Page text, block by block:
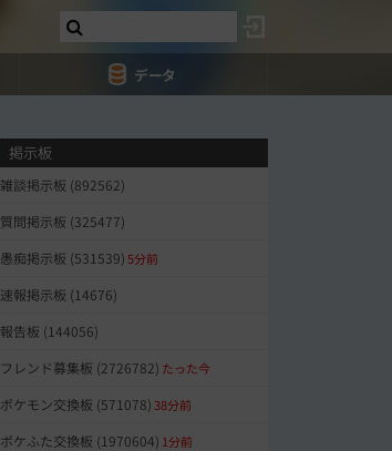
データ
掲示板
雑談掲示板 (892562)
質問掲示板 (325477)
愚痴掲示板 (531539) 5分前
速報掲示板 (14676)
報告板 (144056)
フレンド募集板 (2726782) たった今
ポケモン交換板 (571078) 38分前
ポケふた交換板 (1970604) 1分前